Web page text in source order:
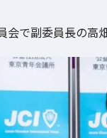
で副委員長の高